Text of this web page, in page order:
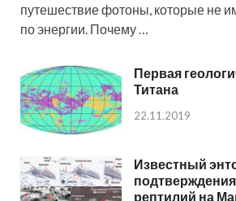
путешествие фотоны, которые не
по энергии. Почему …
Первая
Титана
22.11.2019
Известный
рептилий на